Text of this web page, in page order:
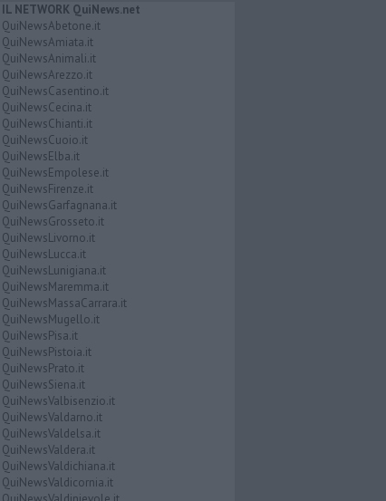
IL NETWORK QuiNews.net
QuiNewsAbetone.it
QuiNewsAmiata.it
QuiNewsAnimali.it
QuiNewsArezzo.it
QuiNewsCasentino.it
QuiNewsCecina.it
QuiNewsChianti.it
QuiNewsCuoio.it
QuiNewsElba.it
QuiNewsEmpolese.it
QuiNewsFirenze.it
QuiNewsGarfagnana.it
QuiNewsGrosseto.it
QuiNewsLivorno.it
QuiNewsLucca.it
QuiNewsLunigiana.it
QuiNewsMaremma.it
QuiNewsMassaCarrara.it
QuiNewsMugello.it
QuiNewsPisa.it
QuiNewsPistoia.it
QuiNewsPrato.it
QuiNewsSiena.it
QuiNewsValbisenzio.it
QuiNewsValdarno.it
QuiNewsValdelsa.it
QuiNewsValdera.it
QuiNewsValdichiana.it
QuiNewsValdicornia.it